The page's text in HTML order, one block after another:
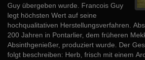
Guy übergeben wurde. Francois Guy
legt höchsten Wert auf seine
hochqualitativen Herstellungsverfahren.
200 Jahren in Pontarlier, dem früheren
Absinthgenießer, produziert wurde. Der
folgt beschreiben: Herb, frisch mit einem